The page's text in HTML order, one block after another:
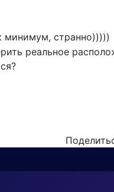
минимум, странно)))))
реальное